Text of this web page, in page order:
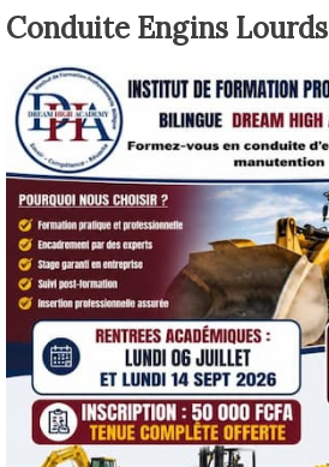
Conduite Engins Lourds